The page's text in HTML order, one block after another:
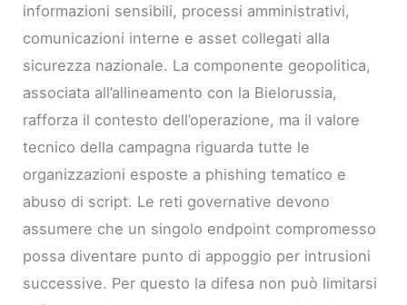
informazioni sensibili, processi amministrativi,
comunicazioni interne e asset collegati alla
sicurezza nazionale. La componente geopolitica,
associata all’allineamento con la Bielorussia,
rafforza il contesto dell’operazione, ma il valore
tecnico della campagna riguarda tutte le
organizzazioni esposte a phishing tematico e
abuso di script. Le reti governative devono
assumere che un singolo endpoint compromesso
possa diventare punto di appoggio per intrusioni
successive. Per questo la difesa non può limitarsi